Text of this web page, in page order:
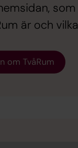
som
är och vilka
om TvåRum